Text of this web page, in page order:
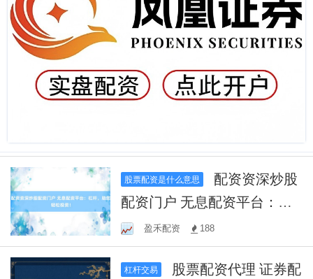
股票配资是什么意思
配资门户 无息配资平台：杠
杆，助您轻松投资！
盈禾配资 188
杠杆交易